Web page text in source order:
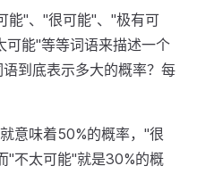
能"、"很可能"、"极有可
可能"等等词语来描述一个
到底表示多大的概率？每
意味着50%的概率，"很
"不太可能"就是30%的概